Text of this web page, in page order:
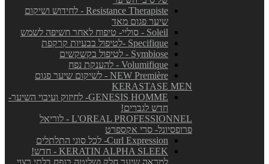
Resistance Therapiste - לחידוש ושיקום
שיער פגום מאד
Soleil - סוליי- טיפוח לאחר חשיפה לשמש
Specifique -לטיפול בבעיות קרקפת
Symbiose - לטיפול בקשקשים
Volumifique - להענקת נפח
NEW Première - לשיקום שיער פגום
KERASTASE MEN
GENESIS HOMME- לחיזוק ועיבוי השיער-
חדש לגברים!
L'OREAL PROFESSIONNEL - לוריאל
פרופסיונל- סרי אקספרט
Curl Expression- לכל סוגי התלתלים
KERATIN ALPHA SLEEK - חדש!
למראה שיער חלק ושליטה בנפח בלתי רצוי